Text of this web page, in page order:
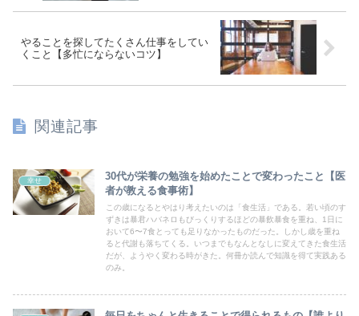
やることを探してたくさん仕事をしてい
くこと【多忙にならないコツ】
関連記事
幸せ
30代が栄養の勉強を始めたことで変わったこと【医
者が教える食事術】
この歳になるとやはり考えたいのは「食生活」である。若い頃のす
ずきは暴君ハバネロもびっくりするほどの暴飲暴食を重ね、1日に
おいて6〜7食とっても足りなかったものだった。しかし歳を重ね
ると代謝も落ちてくる。いつまでもなんとなしに変えてきた食生活
だが、ようやく変わる時がきた。何冊か読んで知識を得て実践ある
のみ。